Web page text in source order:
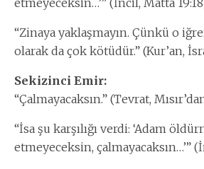
etmeyeceksin…’” (İncil, Matta
“Zinaya yaklaşmayın. Çünkü o
olarak da çok kötüdür.” (Kur’an,
Sekizinci Emir:
“Çalmayacaksın.” (Tevrat,
“İsa şu karşılığı verdi: ‘Adam
etmeyeceksin, çalmayacaksın…’”